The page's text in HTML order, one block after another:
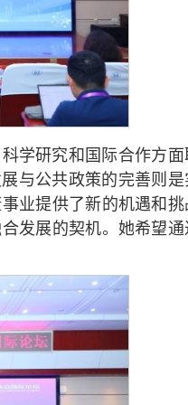
学研究和国际合作方面
与公共政策的完善则
业提供了新的机遇和挑
发展的契机。她希望